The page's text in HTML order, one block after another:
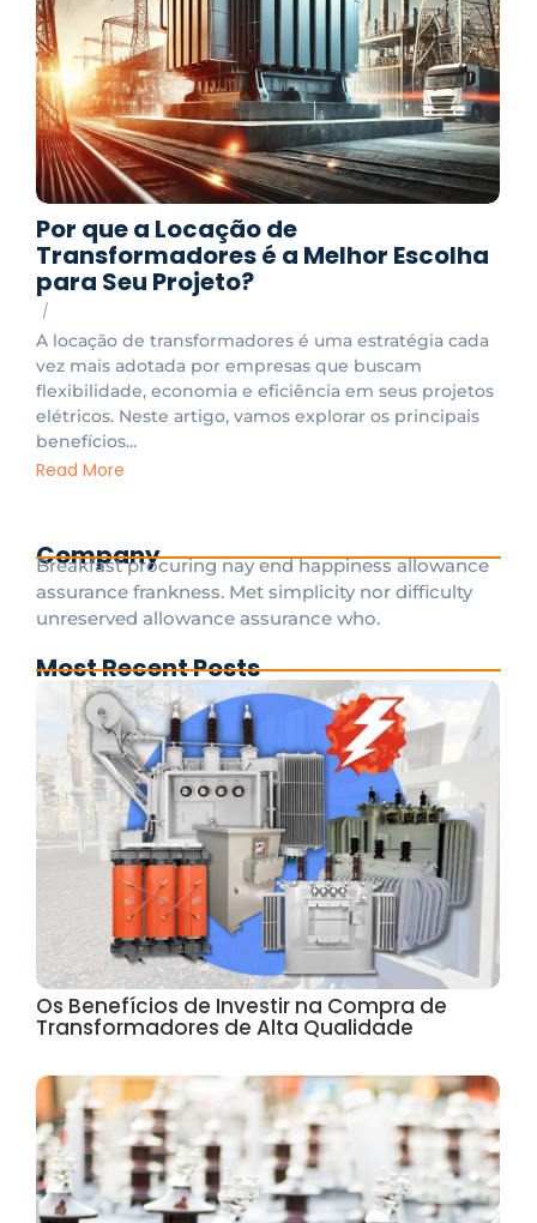
Por que a Locação de
Transformadores é a Melhor Escolha
para Seu Projeto?
/
A locação de transformadores é uma estratégia cada
vez mais adotada por empresas que buscam
flexibilidade, economia e eficiência em seus projetos
elétricos. Neste artigo, vamos explorar os principais
benefícios...
Read More
Company
Breakfast procuring nay end happiness allowance
assurance frankness. Met simplicity nor difficulty
unreserved allowance assurance who.
Most Recent Posts
Os Benefícios de Investir na Compra de
Transformadores de Alta Qualidade